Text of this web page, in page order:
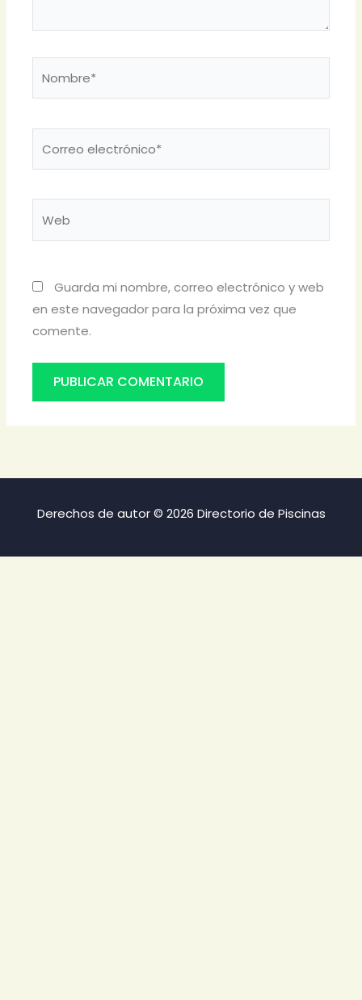
Guarda mi nombre, correo electrónico y web
en este navegador para la próxima vez que
comente.
Derechos de autor © 2026 Directorio de Piscinas